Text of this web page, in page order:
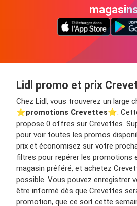
Lidl promo et prix
Chez Lidl, vous trouverez un large
⭐️promotions Crevettes⭐️.
propose 0 offres sur Crevettes.
pour voir toutes les promos
prix et économisez sur votre
filtres pour repérer les promotions
magasin préféré, et achetez
possible. Vous pouvez enregistrer
être informé dès que Crevettes
promotion, que ce soit cette